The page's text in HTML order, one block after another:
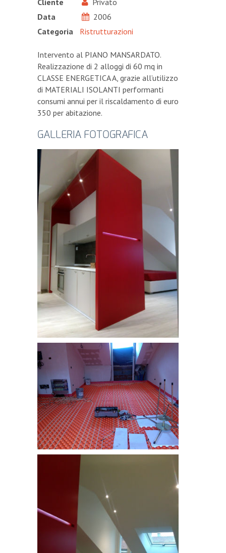
Cliente
Privato
Data
2006
Categoria
Ristrutturazioni
Intervento al PIANO MANSARDATO.
Realizzazione di 2 alloggi di 60 mq in
CLASSE ENERGETICA A, grazie all’utilizzo
di MATERIALI ISOLANTI performanti
consumi annui per il riscaldamento di euro
350 per abitazione.
GALLERIA FOTOGRAFICA